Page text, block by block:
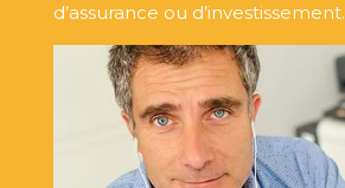
d’assurance ou d’investissement.